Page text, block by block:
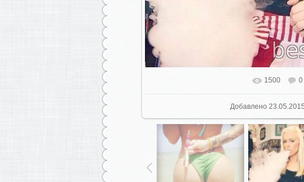
В реальном размере
1500 0
Добавлено 23.05.2015